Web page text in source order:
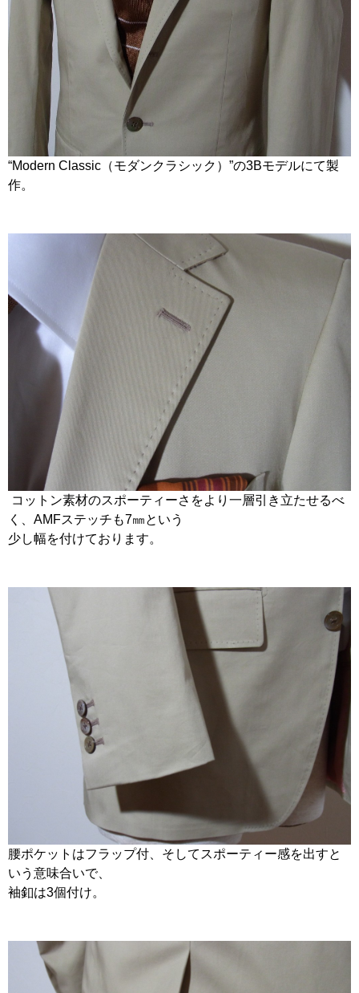
“Modern Classic（モダンクラシック）”の3Bモデルにて製
作。
コットン素材のスポーティーさをより一層引き立たせるべ
く、AMFステッチも7㎜という
少し幅を付けております。
腰ポケットはフラップ付、そしてスポーティー感を出すと
いう意味合いで、
袖釦は3個付け。